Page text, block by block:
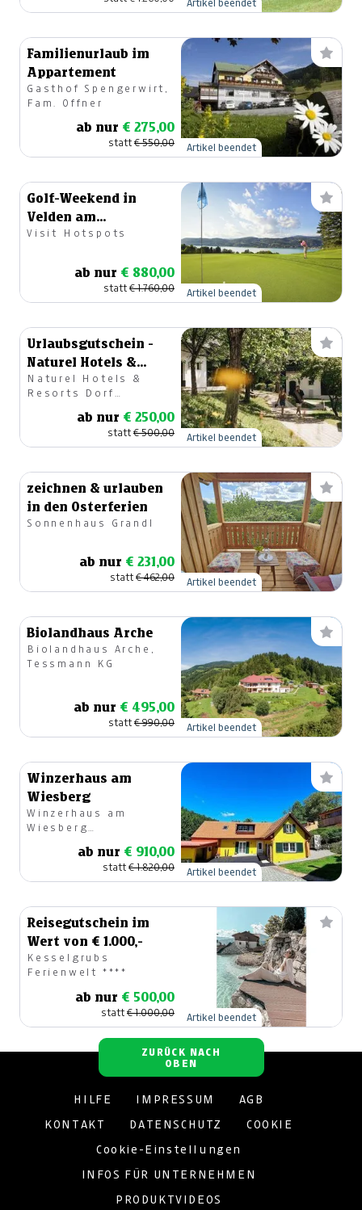
Artikel beendet
Familienurlaub im
Appartement
Gasthof Spengerwirt,
Fam. Offner
ab nur € 275,00
statt€ 550,00 Artikel beendet
Golf-Weekend in
Velden am
Wörthersee für 4
Visit Hotspots
ab nur € 880,00
statt€ 1.760,00 Artikel beendet
Urlaubsgutschein -
Naturel Hotels &
Resorts
Naturel Hotels &
Resorts Dorf
ab nur € 250,00
statt€ 500,00 Artikel beendet
zeichnen & urlauben
in den Osterferien
Sonnenhaus Grandl
ab nur € 231,00
statt€ 462,00 Artikel beendet
Biolandhaus Arche
Biolandhaus Arche,
Tessmann KG
ab nur € 495,00
statt€ 990,00 Artikel beendet
Winzerhaus am
Wiesberg
Winzerhaus am
Wiesberg
ab nur € 910,00
statt€ 1.820,00 Artikel beendet
Reisegutschein im
Wert von € 1.000,-
Kesselgrubs
Ferienwelt ****
ab nur € 500,00
statt€ 1.000,00 Artikel beendet
ZURÜCK NACH
OBEN
HILFE IMPRESSUM AGB
KONTAKT DATENSCHUTZ COOKIE
Cookie-Einstellungen
INFOS FÜR UNTERNEHMEN
PRODUKTVIDEOS